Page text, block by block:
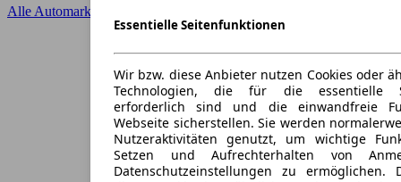
Essentielle Seitenfunktionen
Wir bzw. diese Anbieter nutzen Cookies oder
Technologien, die für die essentielle
erforderlich sind und die einwandfreie
Webseite sicherstellen. Sie werden
Nutzeraktivitäten genutzt, um wichtige
Setzen und Aufrechterhalten von
Datenschutzeinstellungen zu ermöglichen.
Alle Automarken